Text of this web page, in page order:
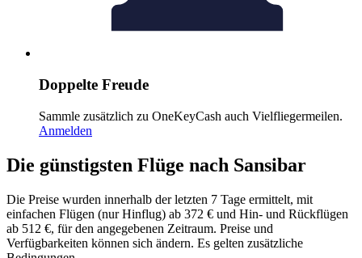
Doppelte Freude
Sammle zusätzlich zu OneKeyCash auch Vielfliegermeilen.
Anmelden
Die günstigsten Flüge nach Sansibar
Die Preise wurden innerhalb der letzten 7 Tage ermittelt, mit
einfachen Flügen (nur Hinflug) ab 372 € und Hin- und Rückflügen
ab 512 €, für den angegebenen Zeitraum. Preise und
Verfügbarkeiten können sich ändern. Es gelten zusätzliche